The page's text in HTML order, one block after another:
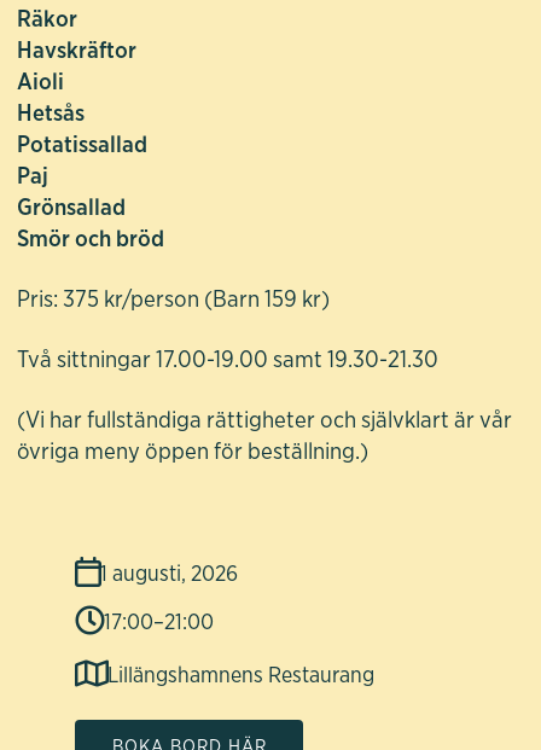
Räkor
Havskräftor
Aioli
Hetsås
Potatissallad
Paj
Grönsallad
Smör och bröd
Pris: 375 kr/person (Barn 159 kr)
Två sittningar 17.00-19.00 samt 19.30-21.30
(Vi har fullständiga rättigheter och självklart är vår
övriga meny öppen för beställning.)
1 augusti, 2026
17:00–21:00
Lillängshamnens Restaurang